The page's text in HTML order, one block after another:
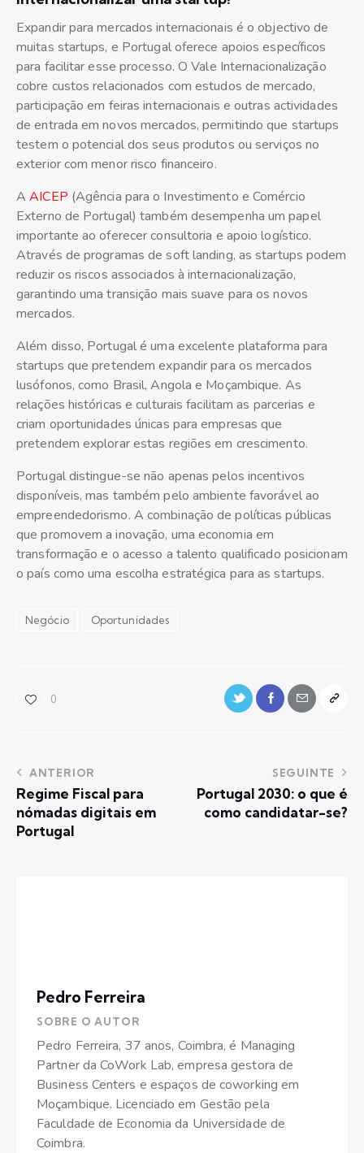
Expandir para mercados internacionais é o objectivo de
muitas startups, e Portugal oferece apoios específicos
para facilitar esse processo. O Vale Internacionalização
cobre custos relacionados com estudos de mercado,
participação em feiras internacionais e outras actividades
de entrada em novos mercados, permitindo que startups
testem o potencial dos seus produtos ou serviços no
exterior com menor risco financeiro.
AAICEP (Agência para o Investimento e Comércio
Externo de Portugal) também desempenha um papel
importante ao oferecer consultoria e apoio logístico.
Através de programas de soft landing, as startups podem
reduzir os riscos associados à internacionalização,
garantindo uma transição mais suave para os novos
mercados.
Além disso, Portugal é uma excelente plataforma para
startups que pretendem expandir para os mercados
lusófonos, como Brasil, Angola e Moçambique. As
relações históricas e culturais facilitam as parcerias e
criam oportunidades únicas para empresas que
pretendem explorar estas regiões em crescimento.
Portugal distingue-se não apenas pelos incentivos
disponíveis, mas também pelo ambiente favorável ao
empreendedorismo. A combinação de políticas públicas
que promovem a inovação, uma economia em
transformação e o acesso a talento qualificado posicionam
o país como uma escolha estratégica para as startups.
Negócio Oportunidades
0
ANTERIOR
Regime Fiscal para
nómadas digitais em
Portugal
SEGUINTE
Portugal 2030: o que é
como candidatar-se?
Pedro Ferreira
SOBRE O AUTOR
Pedro Ferreira, 37 anos, Coimbra, é Managing
Partner da CoWork Lab, empresa gestora de
Business Centers e espaços de coworking em
Moçambique. Licenciado em Gestão pela
Faculdade de Economia da Universidade de
Coimbra.